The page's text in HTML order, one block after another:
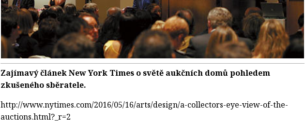
Zajímavý článek New York Times o světě aukčních domů pohledem
zkušeného sběratele.
http://www.nytimes.com/2016/05/16/arts/design/a-collectors-eye-view-of-the-
auctions.html?_r=2